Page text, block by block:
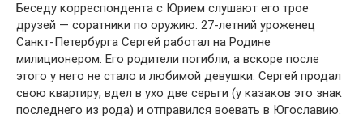
Беседу корреспондента с Юрием слушают его трое
друзей — соратники по оружию. 27-летний уроженец
Санкт-Петербурга Сергей работал на Родине
милиционером. Его родители погибли, а вскоре после
этого у него не стало и любимой девушки. Сергей продал
свою квартиру, вдел в ухо две серьги (у казаков это знак
последнего из рода) и отправился воевать в Югославию.